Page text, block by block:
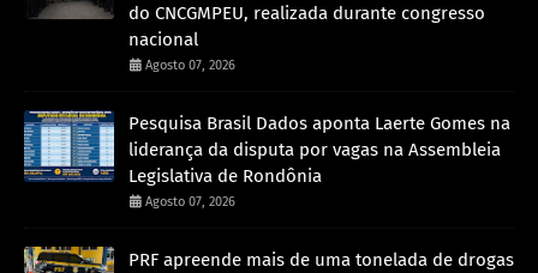
do CNCGMPEU, realizada durante congresso
nacional
Agosto 07, 2026
Pesquisa Brasil Dados aponta Laerte Gomes na
liderança da disputa por vagas na Assembleia
Legislativa de Rondônia
Agosto 07, 2026
PRF apreende mais de uma tonelada de drogas